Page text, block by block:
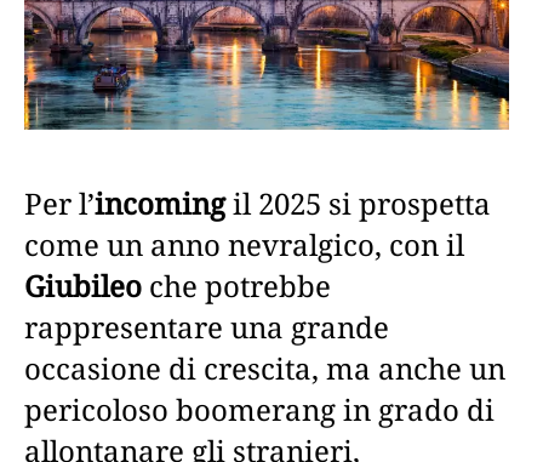
Per l’incomingil 2025 si prospetta
come un anno nevralgico, con il
Giubileo che potrebbe
rappresentare una grande
occasione di crescita, ma anche un
pericoloso boomerang in grado di
allontanare gli stranieri,